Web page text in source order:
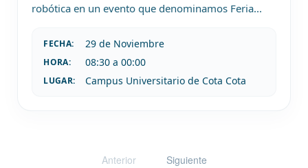
robótica en un evento que denominamos Feria...
FECHA: 29 de Noviembre
HORA: 08:30 a 00:00
LUGAR: Campus Universitario de Cota Cota
Anterior Siguiente